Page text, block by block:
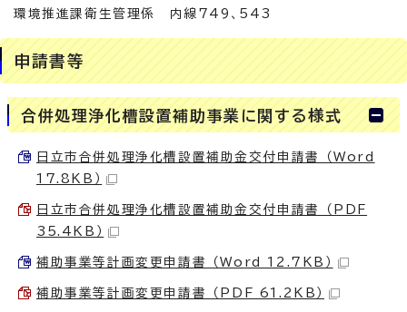
環境推進課衛生管理係 内線749、543
申請書等
合併処理浄化槽設置補助事業に関する様式
日立市合併処理浄化槽設置補助金交付申請書 （Word
17.8KB）
日立市合併処理浄化槽設置補助金交付申請書 （PDF
35.4KB）
補助事業等計画変更申請書 （Word 12.7KB）
補助事業等計画変更申請書 （PDF 61.2KB）